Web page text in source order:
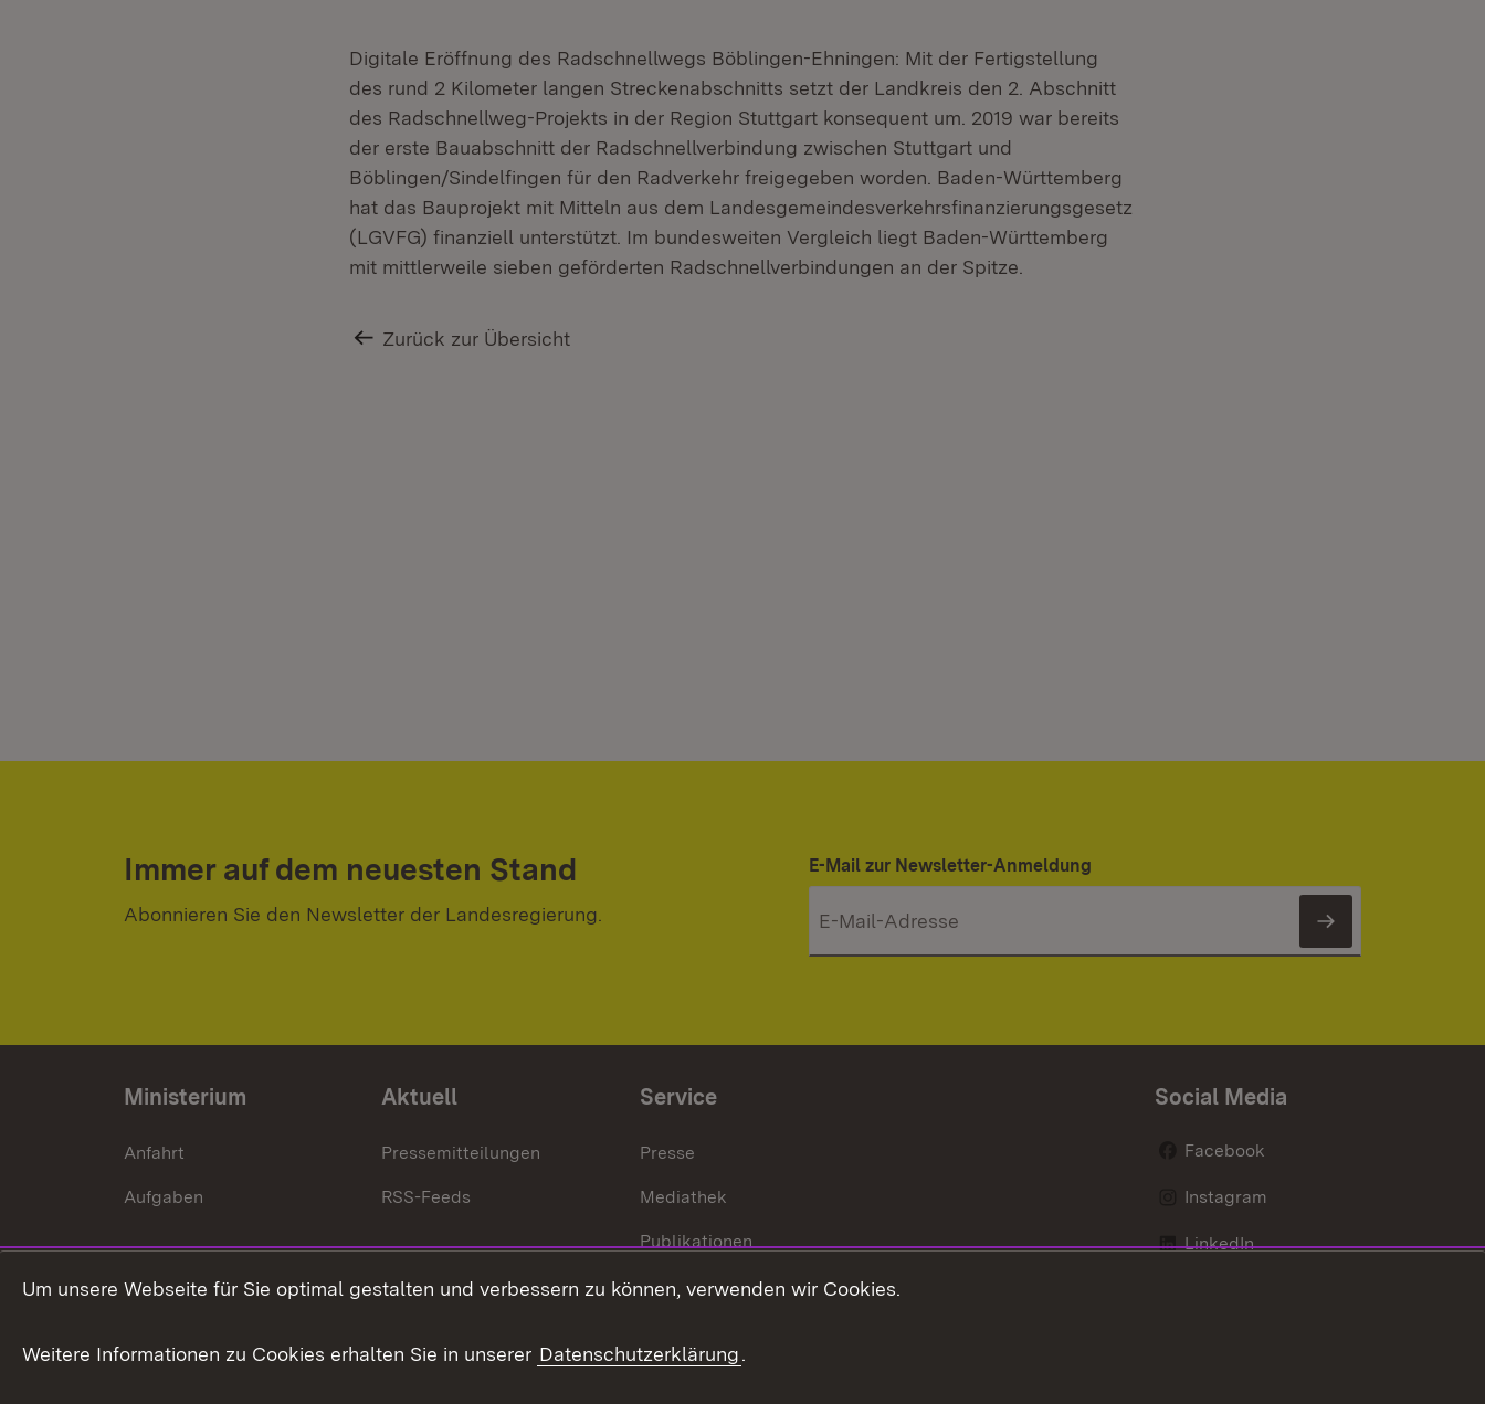
Digitale Eröffnung des Radschnellwegs Böblingen-Ehningen: Mit der Fertigstellung
des rund 2 Kilometer langen Streckenabschnitts setzt der Landkreis den 2. Abschnitt
des Radschnellweg-Projekts in der Region Stuttgart konsequent um. 2019 war bereits
der erste Bauabschnitt der Radschnellverbindung zwischen Stuttgart und
Böblingen/Sindelfingen für den Radverkehr freigegeben worden. Baden-Württemberg
hat das Bauprojekt mit Mitteln aus dem Landesgemeindesverkehrsfinanzierungsgesetz
(LGVFG) finanziell unterstützt. Im bundesweiten Vergleich liegt Baden-Württemberg
mit mittlerweile sieben geförderten Radschnellverbindungen an der Spitze.
Zurück zur Übersicht
Immer auf dem neuesten Stand
Abonnieren Sie den Newsletter der Landesregierung.
E-Mail zur Newsletter-Anmeldung
Newsletter
Ministerium
Anfahrt
Aufgaben
Aktuell
Pressemitteilungen
RSS-Feeds
Service
Presse
Mediathek
Publikationen
Stellen und Ausbildung
Verkehrsinformationen
Social Media
Facebook
Instagram
LinkedIn
Um unsere Webseite für Sie optimal gestalten und verbessern zu können, verwenden wir Cookies.
Weitere Informationen zu Cookies erhalten Sie in unserer Datenschutzerklärung.